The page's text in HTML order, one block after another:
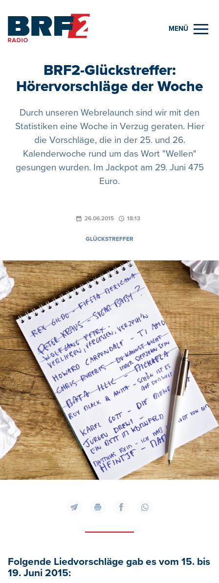
MENÜ
BRF2-Glückstreffer:
Hörervorschläge der Woche
Durch unseren Webrelaunch sind wir mit den
Statistiken eine Woche in Verzug geraten. Hier
die Vorschläge, die in der 25. und 26.
Kalenderwoche rund um das Wort "Wellen"
gesungen wurden. Im Jackpot am 29. Juni 475
Euro.
26.06.2015 18:13
GLÜCKSTREFFER
Folgende Liedvorschläge gab es vom 15. bis
19. Juni 2015: